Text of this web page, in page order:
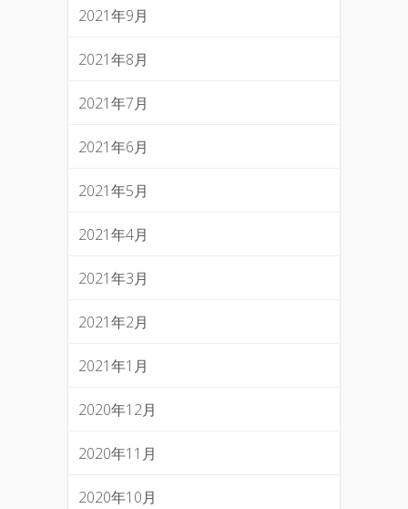
2021年9月
2021年8月
2021年7月
2021年6月
2021年5月
2021年4月
2021年3月
2021年2月
2021年1月
2020年12月
2020年11月
2020年10月